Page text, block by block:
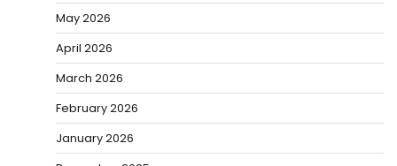
May 2026
April 2026
March 2026
February 2026
January 2026